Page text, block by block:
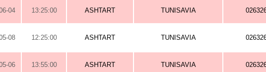
04 13:25:00 ASHTART TUNISAVIA
08 12:25:00 ASHTART TUNISAVIA
06 13:55:00 ASHTART TUNISAVIA